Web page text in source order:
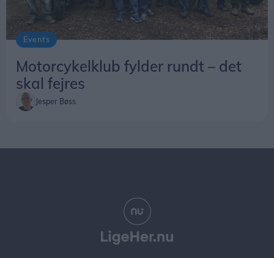
Events
Motorcykelklub fylder rundt – det
skal fejres
Jesper Bøss